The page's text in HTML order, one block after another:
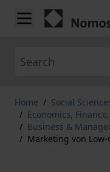
Skip to Content
Home / Social
/ Economics,
/ Business &
/ Marketing von